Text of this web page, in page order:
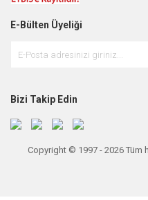
E-Bülten Üyeliği
Bizi Takip Edin
Copyright © 1997 - 2026 Tüm